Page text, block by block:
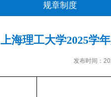
规章制度
上海理工大学2025学
发布时间：